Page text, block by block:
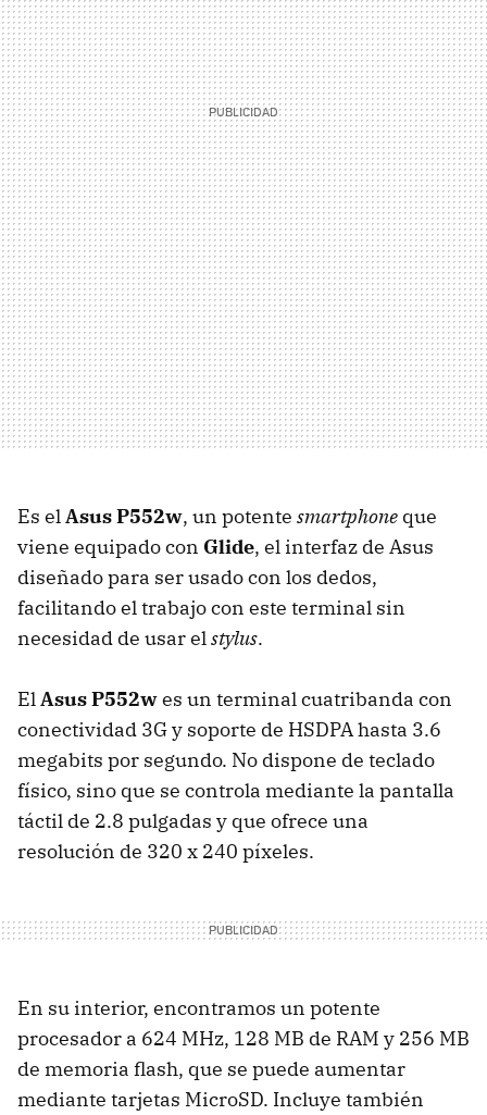
Es elAsus P552w, un potente smartphone que
viene equipado con Glide, el interfaz de Asus
diseñado para ser usado con los dedos,
facilitando el trabajo con este terminal sin
necesidad de usar elstylus.
ElAsus P552wes un terminal cuatribanda con
conectividad 3G y soporte de HSDPA hasta 3.6
megabits por segundo. No dispone de teclado
físico, sino que se controla mediante la pantalla
táctil de 2.8 pulgadas y que ofrece una
resolución de 320 x 240 píxeles.
En su interior, encontramos un potente
procesador a 624 MHz, 128 MB de RAM y 256 MB
de memoria flash, que se puede aumentar
mediante tarjetas MicroSD. Incluye también